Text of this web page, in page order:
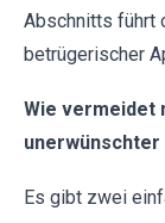
Abschnitts führt
betrügerischer
Wie vermeidet
unerwünschter
Es gibt zwei